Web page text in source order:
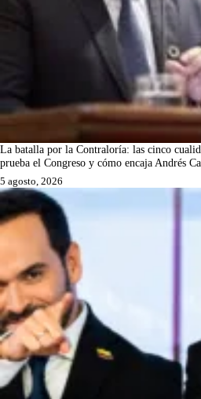
La batalla por la Contraloría: las cinco
prueba el Congreso y cómo encaja Andrés
5 agosto, 2026